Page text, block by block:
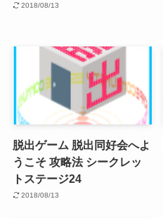
2018/08/13
脱出ゲーム 脱出同好会へよ
うこそ 攻略法 シークレッ
トステージ24
2018/08/13